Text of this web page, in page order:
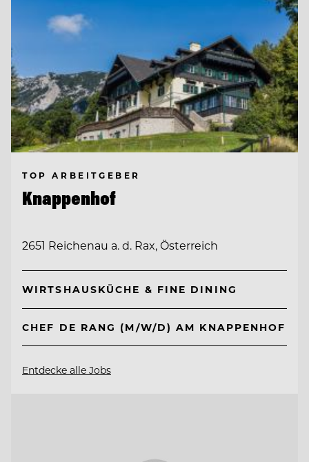
TOP ARBEITGEBER
Knappenhof
2651 Reichenau a. d. Rax, Österreich
WIRTSHAUSKÜCHE & FINE DINING
CHEF DE RANG (M/W/D) AM KNAPPENHOF
Entdecke alle Jobs